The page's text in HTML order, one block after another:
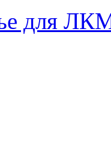
для